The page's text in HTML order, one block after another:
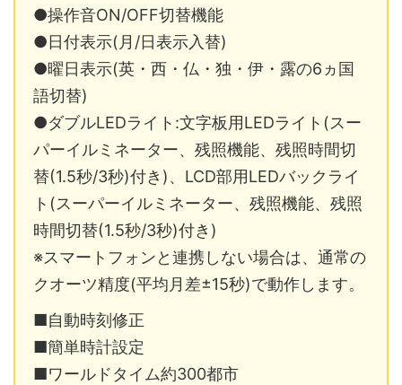
●操作音ON/OFF切替機能
●日付表示(月/日表示入替)
●曜日表示(英・西・仏・独・伊・露の6ヵ国
語切替)
●ダブルLEDライト:文字板用LEDライト(スー
パーイルミネーター、残照機能、残照時間切
替(1.5秒/3秒)付き)、LCD部用LEDバックライ
ト(スーパーイルミネーター、残照機能、残照
時間切替(1.5秒/3秒)付き)
※スマートフォンと連携しない場合は、通常の
クオーツ精度(平均月差±15秒)で動作します。
■自動時刻修正
■簡単時計設定
■ワールドタイム約300都市